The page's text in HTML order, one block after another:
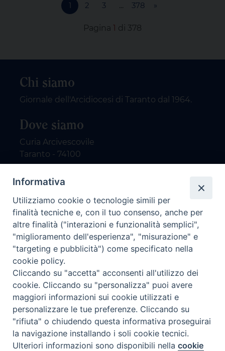
1 2 3 ... 378 »
Pagina 1 di 378
Chi siamo
Giornale dell'Arcidiocesi di Taranto dal 1964.
Dove siamo
Curia Arcivescovile
Taranto - 74100
Contatti
email: redazione@nuovodialogo.com
marketing@nuovodialogo.com
tel: 0994525780
tel 2:
Newsletter
Iscriviti alla nostra newsletter
Preferenze Cookie
Informativa
Utilizziamo cookie o tecnologie simili per
finalità tecniche e, con il tuo consenso, anche per
altre finalità ("interazioni e funzionalità semplici",
"miglioramento dell'esperienza", "misurazione" e
"targeting e pubblicità") come specificato nella
cookie policy.
Cliccando su "accetta" acconsenti all'utilizzo dei
cookie. Cliccando su "personalizza" puoi avere
maggiori informazioni sui cookie utilizzati e
personalizzare le tue preferenze. Cliccando su
"rifiuta" o chiudendo questa informativa proseguirai
la navigazione installando i soli cookie tecnici.
Ulteriori informazioni sono disponibili nellacookie